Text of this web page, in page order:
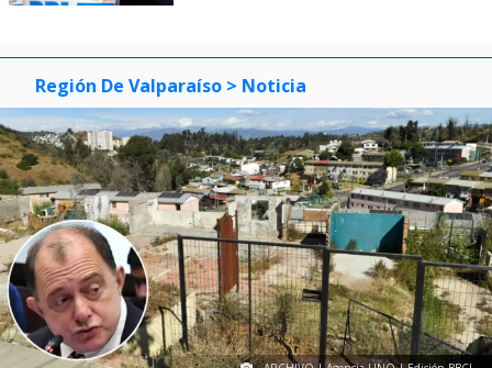
Región De Valparaíso > Noticia